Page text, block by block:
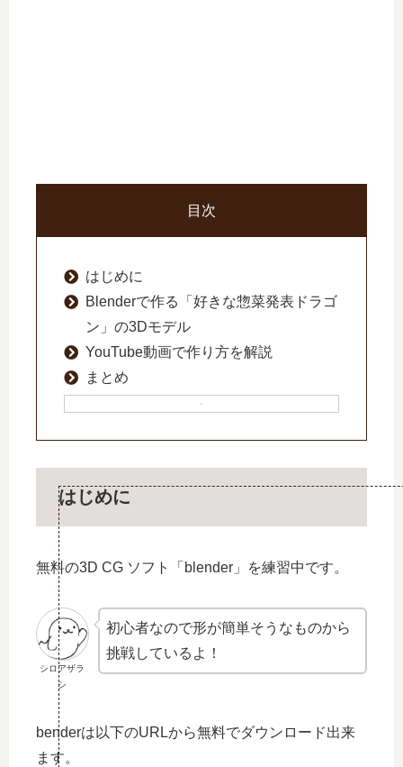
目次
はじめに
Blenderで作る「好きな惣菜発表ドラゴ
ン」の3Dモデル
YouTube動画で作り方を解説
まとめ
はじめに
無料の3D CG ソフト「blender」を練習中です。
シロアザラ
シ
初心者なので形が簡単そうなものから
挑戦しているよ！
benderは以下のURLから無料でダウンロード出来
ます。